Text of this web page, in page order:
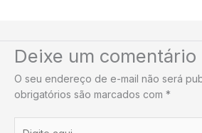
Deixe um comentário
O seu endereço de e-mail não será
obrigatórios são marcados com *